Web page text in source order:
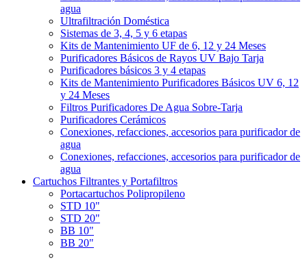
agua
Ultrafiltración Doméstica
Sistemas de 3, 4, 5 y 6 etapas
Kits de Mantenimiento UF de 6, 12 y 24 Meses
Purificadores Básicos de Rayos UV Bajo Tarja
Purificadores básicos 3 y 4 etapas
Kits de Mantenimiento Purificadores Básicos UV 6, 12
y 24 Meses
Filtros Purificadores De Agua Sobre-Tarja
Purificadores Cerámicos
Conexiones, refacciones, accesorios para purificador de
agua
Conexiones, refacciones, accesorios para purificador de
agua
Cartuchos Filtrantes y Portafiltros
Portacartuchos Polipropileno
STD 10"
STD 20"
BB 10"
BB 20"